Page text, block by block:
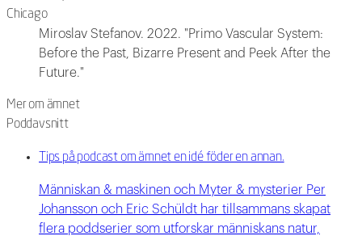
Chicago
Miroslav Stefanov. 2022. "Primo Vascular System:
Before the Past, Bizarre Present and Peek After the
Future."
Mer om ämnet
Poddavsnitt
Tips på podcast om ämnet en idé föder en annan.
Människan & maskinen och Myter & mysterier Per
Johansson och Eric Schüldt har tillsammans skapat
flera poddserier som utforskar människans natur,